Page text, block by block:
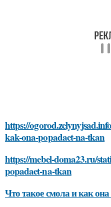
https://
kak-ona-popadaet-na-tkan
https://mebel-doma23.ru/
popadaet-na-tkan
Что такое смола и как